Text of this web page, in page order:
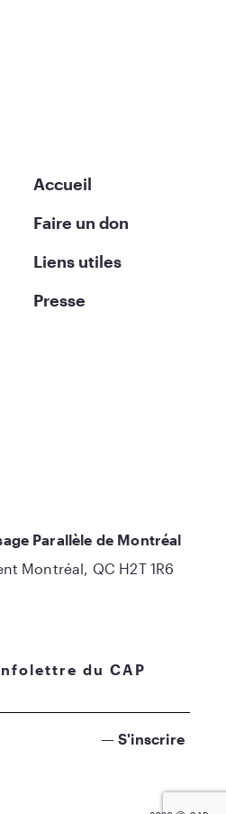
Accueil
Faire un don
Liens utiles
Presse
du CAP
Parallèle de Montréal
Montréal, QC H2T 1R6